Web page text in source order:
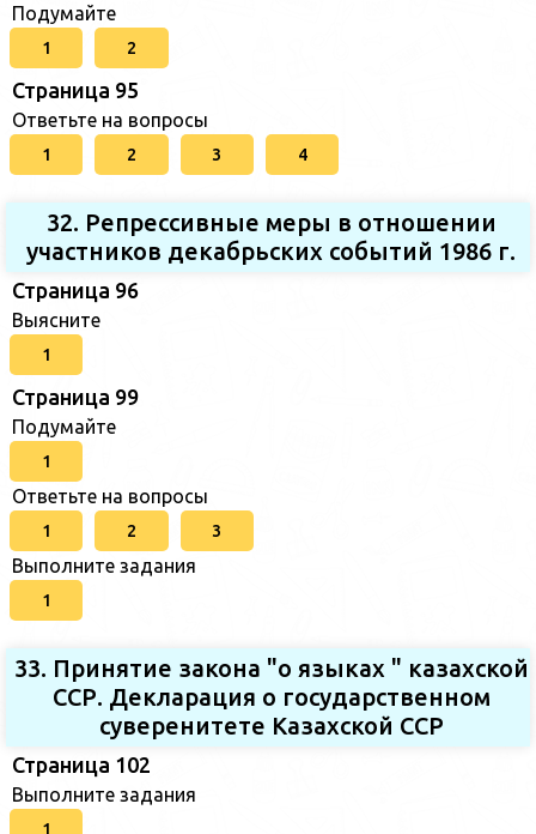
Подумайте
1 2
Страница 95
Ответьте на вопросы
1 2 3 4
32. Репрессивные меры в отношении
участников декабрьских событий 1986 г.
Страница 96
Выясните
1
Страница 99
Подумайте
1
Ответьте на вопросы
1 2 3
Выполните задания
1
33. Принятие закона "о языках " казахской
ССР. Декларация о государственном
суверенитете Казахской ССР
Страница 102
Выполните задания
1